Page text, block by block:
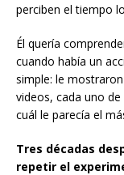
perciben el tiempo
Él quería
cuando había un
simple: le
videos, cada uno
cuál le parecía el
Tres décadas
repetir el